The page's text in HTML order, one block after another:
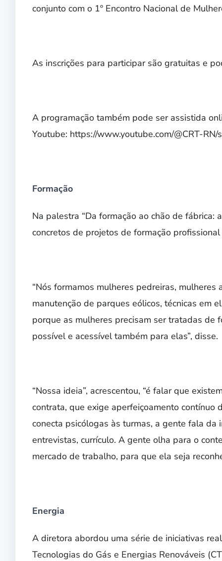
conjunto com o 1º Encontro Nacional de
As inscrições para participar são gratuitas e
A programação também pode ser assistida
Youtube: https://www.youtube.com/@CRT-RN/
Formação
Na palestra “Da formação ao chão de fábrica:
concretos de projetos de formação
“Nós formamos mulheres pedreiras,
manutenção de parques eólicos, técnicas em
porque as mulheres precisam ser tratadas de
possível e acessível também para elas”, disse.
“Nossa ideia”, acrescentou, “é falar que
contrata, que exige aperfeiçoamento contínuo
conecta psicólogas às turmas, a gente fala
entrevistas, currículo. A gente olha para o
mercado de trabalho, para que ela seja
Energia
A diretora abordou uma série de iniciativas
Tecnologias do Gás e Energias Renováveis